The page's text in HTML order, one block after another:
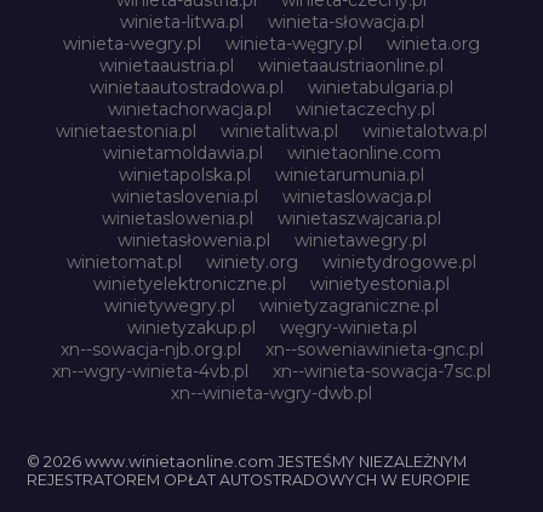
winieta-litwa.pl
winieta-słowacja.pl
winieta-wegry.pl
winieta-węgry.pl
winieta.org
winietaaustria.pl
winietaaustriaonline.pl
winietaautostradowa.pl
winietabulgaria.pl
winietachorwacja.pl
winietaczechy.pl
winietaestonia.pl
winietalitwa.pl
winietalotwa.pl
winietamoldawia.pl
winietaonline.com
winietapolska.pl
winietarumunia.pl
winietaslovenia.pl
winietaslowacja.pl
winietaslowenia.pl
winietaszwajcaria.pl
winietasłowenia.pl
winietawegry.pl
winietomat.pl
winiety.org
winietydrogowe.pl
winietyelektroniczne.pl
winietyestonia.pl
winietywegry.pl
winietyzagraniczne.pl
winietyzakup.pl
węgry-winieta.pl
xn--sowacja-njb.org.pl
xn--soweniawinieta-gnc.pl
xn--wgry-winieta-4vb.pl
xn--winieta-sowacja-7sc.pl
xn--winieta-wgry-dwb.pl
© 2026 www.winietaonline.com JESTEŚMY NIEZALEŻNYM
REJESTRATOREM OPŁAT AUTOSTRADOWYCH W EUROPIE